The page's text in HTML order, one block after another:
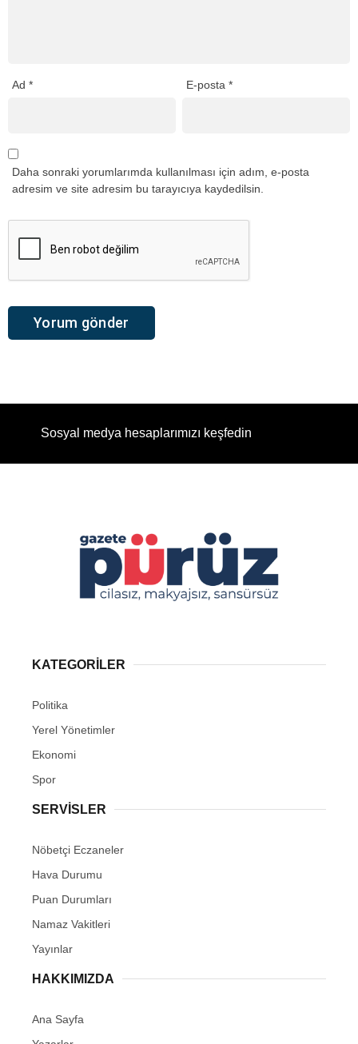
Ad * E-posta*
Daha sonraki yorumlarımda kullanılması için adım, e-posta
adresim ve site adresim bu tarayıcıya kaydedilsin.
Sosyal medya hesaplarımızı keşfedin
KATEGORİLER
Politika
Yerel Yönetimler
Ekonomi
Spor
SERVİSLER
Nöbetçi Eczaneler
Hava Durumu
Puan Durumları
Namaz Vakitleri
Yayınlar
HAKKIMIZDA
Ana Sayfa